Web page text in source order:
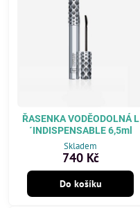
ŘASENKA VODĚODOLNÁ L
´INDISPENSABLE 6,5ml
Skladem
740 Kč
Do košíku